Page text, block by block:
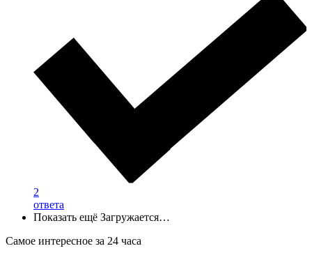
2
ответа
Показать ещё Загружается…
Самое интересное за 24 часа